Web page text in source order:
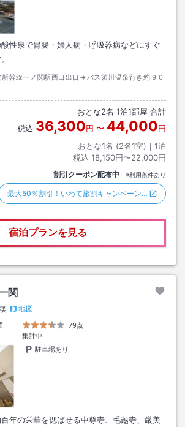
性泉で胃腸・婦人病・呼吸器病などにすぐ
新幹線一ノ関駅西口出口→バス須川温泉行き約９０
おとな2名 1泊1部屋 合計
税込 36,300円 〜 44,000円
おとな1名 (2名1室)｜ 1泊
税込 18,150円〜22,000円
割引クーポン配布中 ※利用条件あり
最大50％割引！いわて旅割キャンペーン…
宿泊プランを見る
関
地図
79点
集計中
駐車場あり
年の栄華を偲ばせる中尊寺、毛越寺、厳美